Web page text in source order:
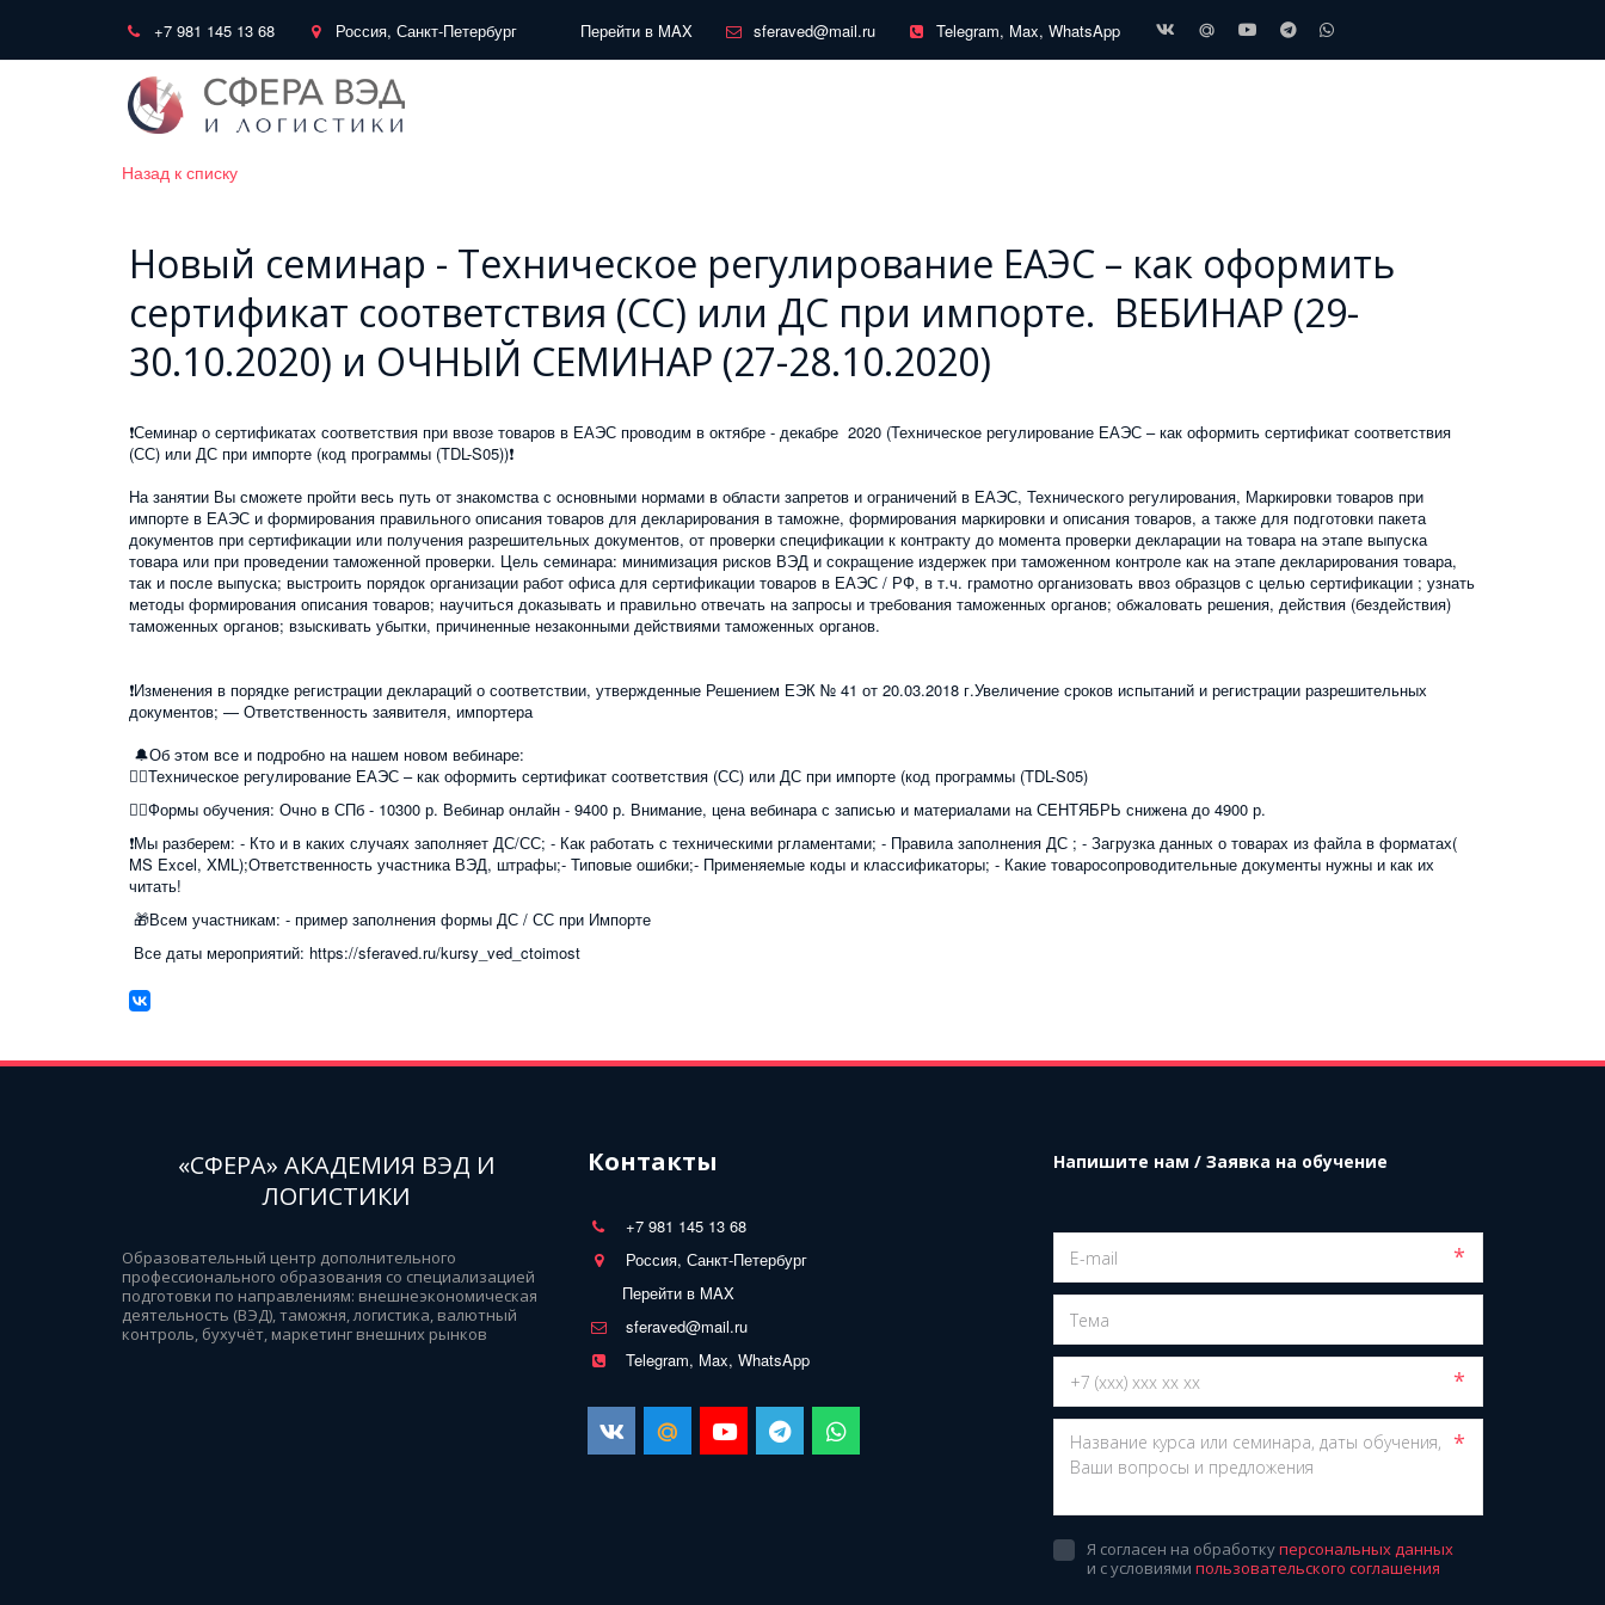
+7 981 145 13 68 Россия, Санкт-Петербург Перейти в MAX sferaved@mail.ru Telegram, Max, WhatsApp
Назад к списку
Новый семинар - Техническое регулирование ЕАЭС – как оформить
сертификат соответствия (СС) или ДС при импорте. ВЕБИНАР (29-
30.10.2020) и ОЧНЫЙ СЕМИНАР (27-28.10.2020)
❗Семинар о сертификатах соответствия при ввозе товаров в ЕАЭС проводим в октябре - декабре 2020 (Техническое регулирование ЕАЭС – как оформить сертификат соответствия
(СС) или ДС при импорте (код программы (TDL-S05))❗
На занятии Вы сможете пройти весь путь от знакомства с основными нормами в области запретов и ограничений в ЕАЭС, Технического регулирования, Маркировки товаров при
импорте в ЕАЭС и формирования правильного описания товаров для декларирования в таможне, формирования маркировки и описания товаров, а также для подготовки пакета
документов при сертификации или получения разрешительных документов, от проверки спецификации к контракту до момента проверки декларации на товара на этапе выпуска
товара или при проведении таможенной проверки. Цель семинара: минимизация рисков ВЭД и сокращение издержек при таможенном контроле как на этапе декларирования товара,
так и после выпуска; выстроить порядок организации работ офиса для сертификации товаров в ЕАЭС / РФ, в т.ч. грамотно организовать ввоз образцов с целью сертификации ; узнать
методы формирования описания товаров; научиться доказывать и правильно отвечать на запросы и требования таможенных органов; обжаловать решения, действия (бездействия)
таможенных органов; взыскивать убытки, причиненные незаконными действиями таможенных органов.
❗Изменения в порядке регистрации деклараций о соответствии, утвержденные Решением ЕЭК № 41 от 20.03.2018 г.Увеличение сроков испытаний и регистрации разрешительных
документов; — Ответственность заявителя, импортера
🔔Об этом все и подробно на нашем новом вебинаре:
☝🏻Техническое регулирование ЕАЭС – как оформить сертификат соответствия (СС) или ДС при импорте (код программы (TDL-S05)
☝🏻Формы обучения: Очно в СПб - 10300 р. Вебинар онлайн - 9400 р. Внимание, цена вебинара с записью и материалами на СЕНТЯБРЬ снижена до 4900 р.
❗Мы разберем: - Кто и в каких случаях заполняет ДС/СС; - Как работать с техническими ргламентами; - Правила заполнения ДС ; - Загрузка данных о товарах из файла в форматах(
MS Excel, XML);Ответственность участника ВЭД, штрафы;- Типовые ошибки;- Применяемые коды и классификаторы; - Какие товаросопроводительные документы нужны и как их
читать!
🎁Всем участникам: - пример заполнения формы ДС / СС при Импорте
Все даты мероприятий: https://sferaved.ru/kursy_ved_ctoimost
«СФЕРА» АКАДЕМИЯ ВЭД И
ЛОГИСТИКИ
Образовательный центр дополнительного
профессионального образования со специализацией
подготовки по направлениям: внешнеэкономическая
деятельность (ВЭД), таможня, логистика, валютный
контроль, бухучёт, маркетинг внешних рынков
Контакты
+7 981 145 13 68
Россия, Санкт-Петербург
Перейти в MAX
sferaved@mail.ru
Telegram, Max, WhatsApp
Напишите нам / Заявка на обучение
*
*
*
Я согласен на обработкуперсональных данных
и с условиями пользовательского соглашения